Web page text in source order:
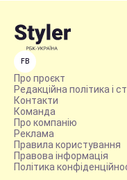
FB
Про проєкт
Редакційна політика і
Контакти
Команда
Про компанію
Реклама
Правила користування
Правова інформація
Політика